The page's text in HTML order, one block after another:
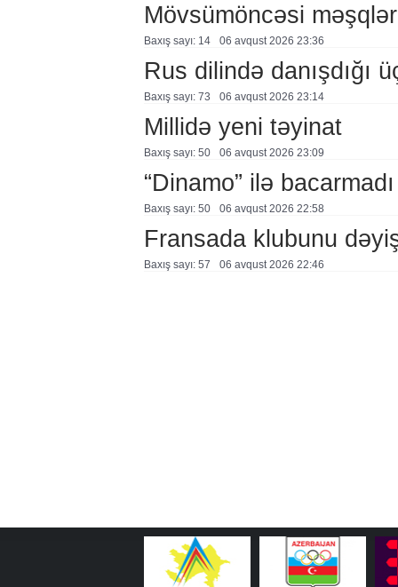
Mövsümöncəsi
Baxış sayı: 14 06 avqust 2026 23:36
Rus dilində danışdığı
Baxış sayı: 73 06 avqust 2026 23:14
Millidə yeni təyinat
Baxış sayı: 50 06 avqust 2026 23:09
“Dinamo” ilə bacarmadı
Baxış sayı: 50 06 avqust 2026 22:58
Fransada klubunu
Baxış sayı: 57 06 avqust 2026 22:46